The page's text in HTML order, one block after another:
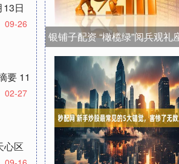
日
09-26
要 11
02-27
心区